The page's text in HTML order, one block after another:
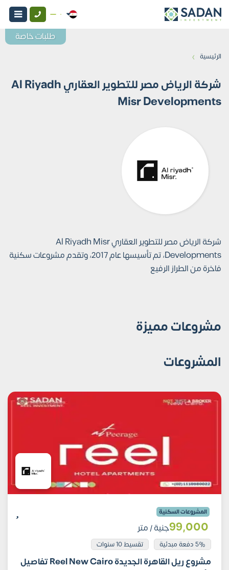
الرئيسية ›
شركة الرياض مصر للتطوير العقاري Al Riyadh
Misr Developments
شركة الرياض مصر للتطوير العقاري Al Riyadh Misr
Developments، تم تأسيسها عام 2017، وتقدم مشروعات سكنية
فاخرة من الطراز الرفيع
مشروعات مميزة
المشروعات
المشروعات السكنية
99٬000جنية/ متر
5% دفعة مبدئية تقسيط 10 سنوات
مشروع ريل القاهرة الجديدة Reel New Cairo تفاصيل
طلبات خاصة